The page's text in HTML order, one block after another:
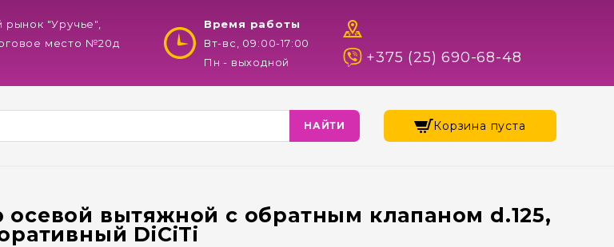
рынок "Уручье",
место №20д
Время работы
Вт-вс, 09:00-17:00
Пн - выходной
+375 (25) 690-68-48
Корзина пуста
осевой вытяжной с обратным клапаном d.125,
DiCiTi